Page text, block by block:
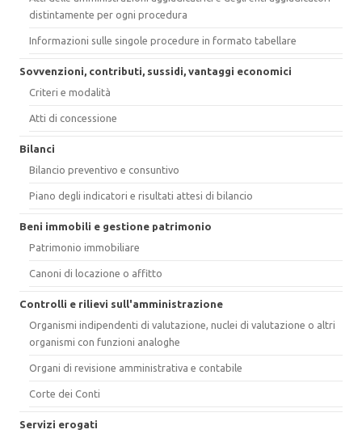
distintamente per ogni procedura
Informazioni sulle singole procedure in formato tabellare
Sovvenzioni, contributi, sussidi, vantaggi economici
Criteri e modalità
Atti di concessione
Bilanci
Bilancio preventivo e consuntivo
Piano degli indicatori e risultati attesi di bilancio
Beni immobili e gestione patrimonio
Patrimonio immobiliare
Canoni di locazione o affitto
Controlli e rilievi sull'amministrazione
Organismi indipendenti di valutazione, nuclei di valutazione o altri
organismi con funzioni analoghe
Organi di revisione amministrativa e contabile
Corte dei Conti
Servizi erogati